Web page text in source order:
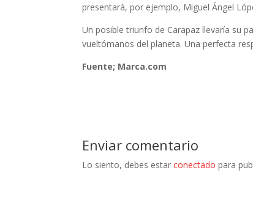
presentará, por ejemplo, Miguel Ángel
Un posible triunfo de Carapaz llevaría su
vueltómanos del planeta. Una perfecta
Fuente; Marca.com
Enviar comentario
Lo siento, debes estarconectado para